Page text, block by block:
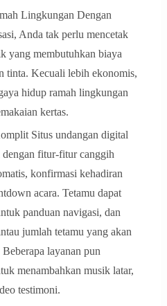
Lingkungan Dengan
Anda tak perlu mencetak
yang membutuhkan biaya
tinta. Kecuali lebih ekonomis,
hidup ramah lingkungan
kertas.
Situs undangan digital
fitur-fitur canggih
konfirmasi kehadiran
acara. Tetamu dapat
panduan navigasi, dan
jumlah tetamu yang akan
layanan pun
menambahkan musik latar,
testimoni.